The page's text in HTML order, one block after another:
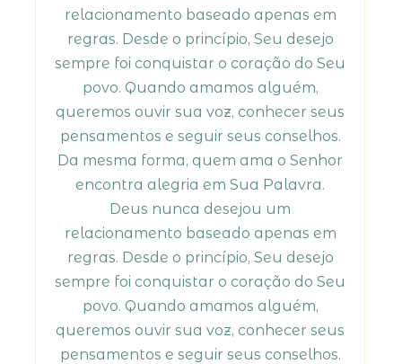
relacionamento baseado apenas em
regras. Desde o princípio, Seu desejo
sempre foi conquistar o coração do Seu
povo. Quando amamos alguém,
queremos ouvir sua voz, conhecer seus
pensamentos e seguir seus conselhos.
Da mesma forma, quem ama o Senhor
encontra alegria em Sua Palavra.
Deus nunca desejou um
relacionamento baseado apenas em
regras. Desde o princípio, Seu desejo
sempre foi conquistar o coração do Seu
povo. Quando amamos alguém,
queremos ouvir sua voz, conhecer seus
pensamentos e seguir seus conselhos.